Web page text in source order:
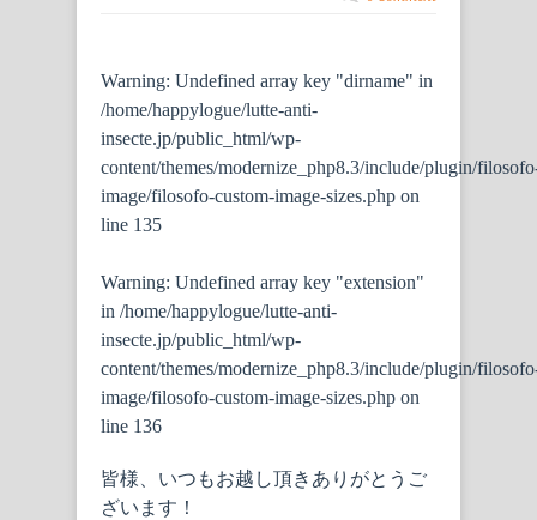
Warning: Undefined array key "dirname" in
/home/happylogue/lutte-anti-
insecte.jp/public_html/wp-
content/themes/modernize_php8.3/include/plugin/
image/filosofo-custom-image-sizes.php on
line 135
Warning: Undefined array key "extension"
in /home/happylogue/lutte-anti-
insecte.jp/public_html/wp-
content/themes/modernize_php8.3/include/plugin/
image/filosofo-custom-image-sizes.php on
line 136
皆様、いつもお越し頂きありがとうご
ざいます！